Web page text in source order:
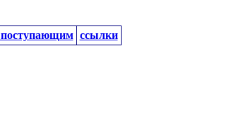
ссылки